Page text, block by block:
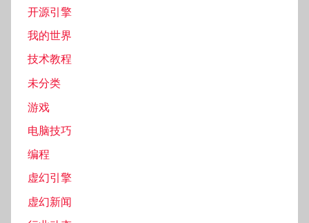
开源引擎
我的世界
技术教程
未分类
游戏
电脑技巧
编程
虚幻引擎
虚幻新闻